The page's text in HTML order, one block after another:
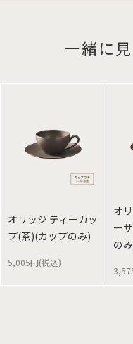
一緒に
オリッジ ティーカッ
プ(茶)(カップのみ)
5,005円(税込)
オ
ー
の